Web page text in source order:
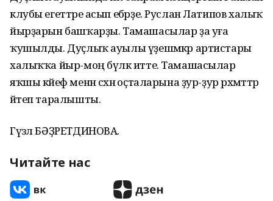
клубы егеттәре асып ебәрҙе. Руслан Латипов халыҡ
йырҙарын башҡарҙы. Тамашасылар ҙа уға
ҡушылды. Дуҫлыҡ ауылы үҙешмәкәр артистары
халыҡҡа йыр-моң бүләк итте. Тамашасылар
яҡшы кәйеф менән сәхнә оҫталарына ҙур-ҙур рәхмәттәр
әйтеп таралышты.
Гүзәл БӘҘРЕТДИНОВА.
Читайте нас